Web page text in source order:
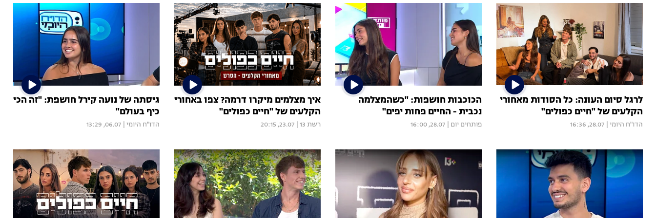
לרגל סיום העונה: כל הסודות מאחורי
הקלעים של "חיים כפולים"
הדו"ח היומי 28.07, 16:36
הכוכבות חושפות: "כשהמצלמה
נכבית - החיים פחות יפים"
פותחים יום 28.07, 16:00
איך מצלמים מיקרו דרמה? צפו באחורי
הקלעים של "חיים כפולים"
רשת 13 23.07, 20:15
גיסתה של נועה קירל חושפת: "זה הכי
כיף בעולם"
הדו"ח היומי 06.07, 13:29